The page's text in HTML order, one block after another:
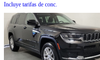
Incluye tarifas de conc.